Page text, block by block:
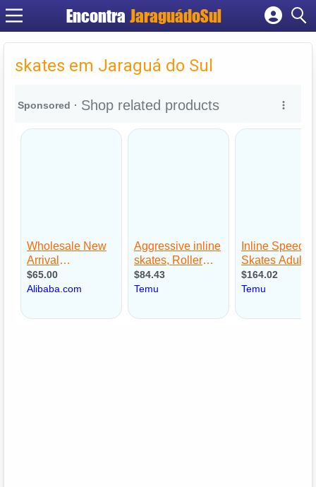
Encontra JaraguádoSul
Cadastrar empresa
Criar conta
skates em Jaraguá do Sul